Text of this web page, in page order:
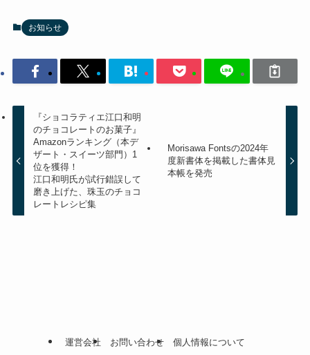
お知らせ
『ショコラティエ江口和明
のチョコレートのお菓子』
Amazonランキング（本デ
ザート・スイーツ部門）1
位を獲得！
江口和明氏が試行錯誤して
磨き上げた、珠玉のチョコ
レートレシピ集
Morisawa Fontsの2024年
度新書体を掲載した書体見
本帳を発売
運営会社 お問い合わせ 個人情報について